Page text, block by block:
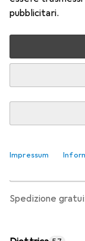
pubblicitari.
Impressum
Prezzo in EUR
Valutazioni
Consegna
Più di 10
spedizione